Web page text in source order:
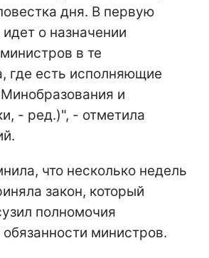
дня. В первую
о назначении
в те
где есть исполняющие
и
- ред.)", - отметила
что несколько недель
закон, который
полномочия
министров.